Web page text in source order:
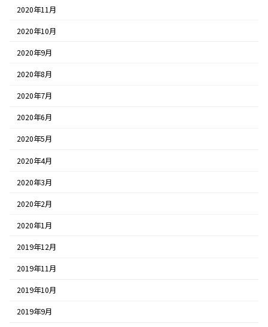
2020年11月
2020年10月
2020年9月
2020年8月
2020年7月
2020年6月
2020年5月
2020年4月
2020年3月
2020年2月
2020年1月
2019年12月
2019年11月
2019年10月
2019年9月